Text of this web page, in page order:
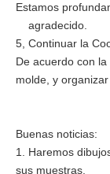
Estamos
agradecido.
5, Continuar la
De acuerdo con
molde, y
Buenas noticias:
1. Haremos
sus muestras.